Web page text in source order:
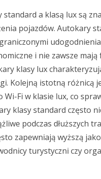
a klasą lux są
pojazdów. Autokary
i nie zawsze mają
klasy lux
Kolejną istotną różnicą
Fi w klasie lux, co
klasy standard często
podczas dłuższych
zapewniają wyższą
turystyczni czy